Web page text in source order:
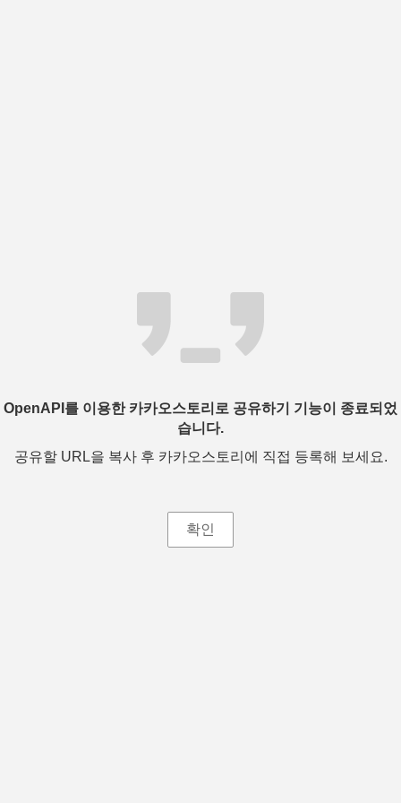
OpenAPI를 이용한 카카오스토리로 공유하기 기능이 종료되었
습니다.
공유할 URL을 복사 후 카카오스토리에 직접 등록해 보세요.
확인